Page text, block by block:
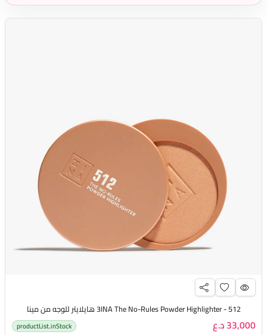
3INA The No-Rules Powder Highlighter - 512 هايلايتر للوجه من مينا
33,000 د.ع productList.inStock